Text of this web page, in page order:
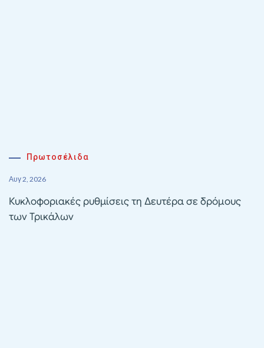
Πρωτοσέλιδα
Αυγ 2, 2026
Κυκλοφοριακές ρυθμίσεις τη Δευτέρα σε δρόμους
των Τρικάλων